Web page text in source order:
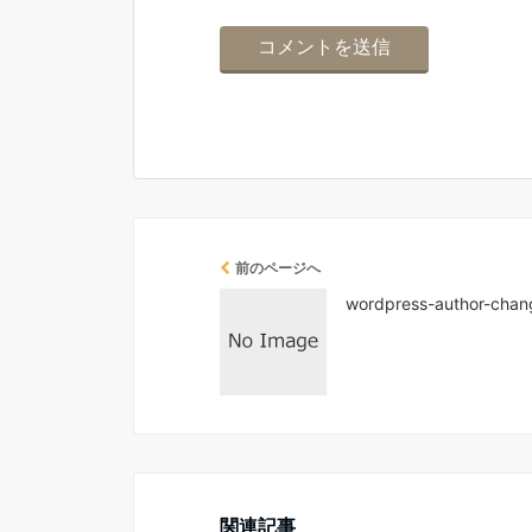
前のページへ
wordpress-author-
関連記事